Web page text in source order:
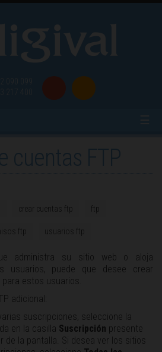
crear cuentas ftp ftp
ftp usuarios ftp
administra su sitio web o aloja
usuarios, puede que desee crear
estos usuarios.
adicional:
suscripciones, seleccione la
en la casilla Suscripción presente
de la pantalla. Si desea ver los sitios